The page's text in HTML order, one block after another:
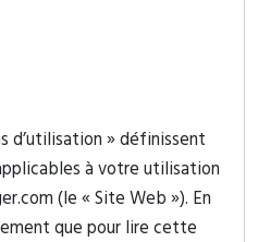
d’utilisation » définissent
à votre utilisation
(le « Site Web »). En
que pour lire cette